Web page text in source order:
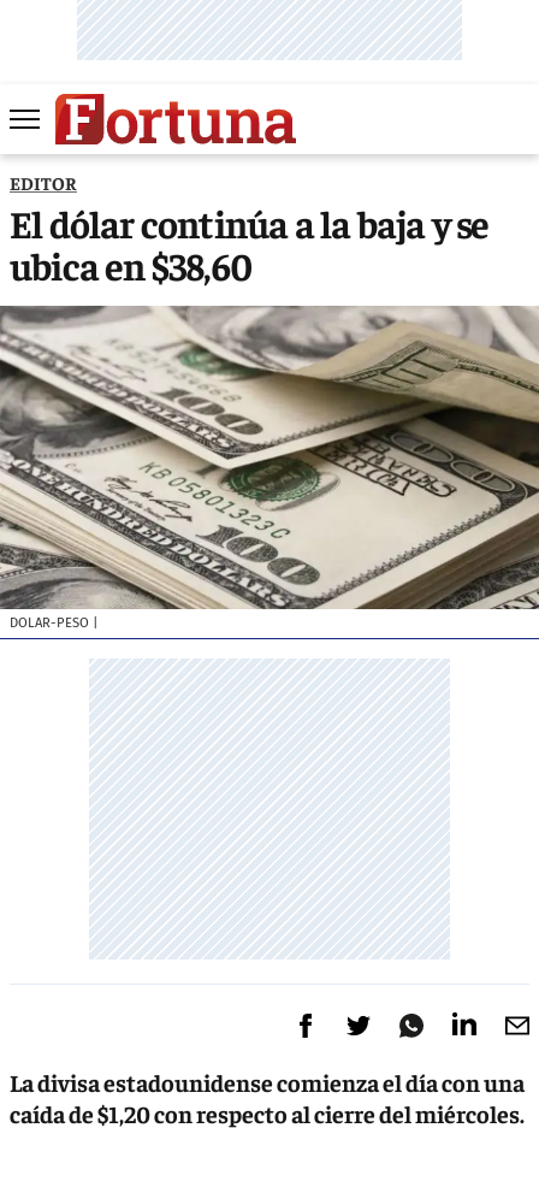
EDITOR
El dólar continúa a la baja y se
ubica en $38,60
DOLAR-PESO
La divisa estadounidense comienza el día con una
caída de $1,20 con respecto al cierre del miércoles.